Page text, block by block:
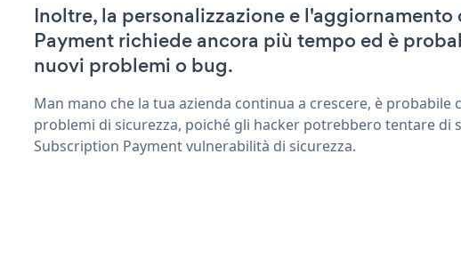
Inoltre, la personalizzazione e
Payment richiede ancora più tempo ed è
nuovi problemi o bug.
Man mano che la tua azienda continua a crescere, è probabile
problemi di sicurezza, poiché gli hacker potrebbero tentare di
Subscription Payment vulnerabilità di sicurezza.